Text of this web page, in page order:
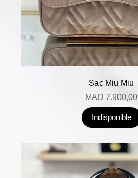
Sac Miu Miu
MAD 7.900,00
Indisponible